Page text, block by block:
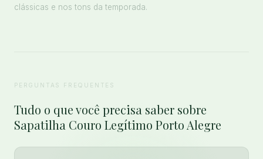
clássicas e nos tons da temporada.
PERGUNTAS FREQUENTES
Tudo o que você precisa saber sobre
Sapatilha Couro Legítimo Porto Alegre